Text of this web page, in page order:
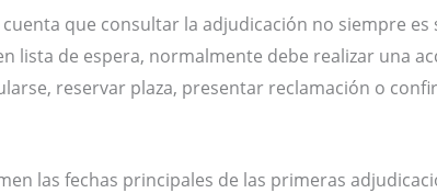
que consultar la adjudicación no siempre es
lista de espera, normalmente debe realizar una
reservar plaza, presentar reclamación o
las fechas principales de las primeras